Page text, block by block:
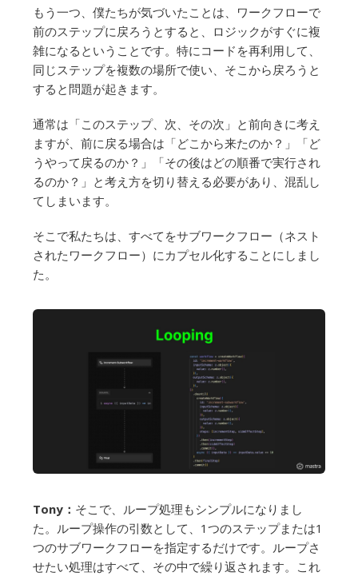
もう一つ、僕たちが気づいたことは、ワークフローで
前のステップに戻ろうとすると、ロジックがすぐに複
雑になるということです。特にコードを再利用して、
同じステップを複数の場所で使い、そこから戻ろうと
すると問題が起きます。
通常は「このステップ、次、その次」と前向きに考え
ますが、前に戻る場合は「どこから来たのか？」「ど
うやって戻るのか？」「その後はどの順番で実行され
るのか？」と考え方を切り替える必要があり、混乱し
てしまいます。
そこで私たちは、すべてをサブワークフロー（ネスト
されたワークフロー）にカプセル化することにしまし
た。
Tony： そこで、ループ処理もシンプルになりまし
た。ループ操作の引数として、1つのステップまたは1
つのサブワークフローを指定するだけです。ループさ
せたい処理はすべて、その中で繰り返されます。これ